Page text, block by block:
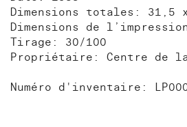
Dimensions totales: 31,5
Dimensions de
Tirage: 30/100
Propriétaire: Centre de la
Numéro d'inventaire: